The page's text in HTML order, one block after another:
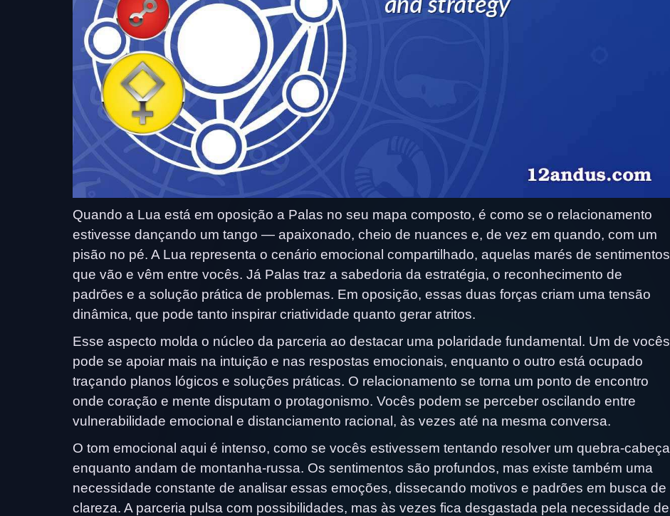
Quando a Lua está em oposição a Palas no seu mapa composto, é como se o relacionamento
estivesse dançando um tango — apaixonado, cheio de nuances e, de vez em quando, com um
pisão no pé. A Lua representa o cenário emocional compartilhado, aquelas marés de sentimentos
que vão e vêm entre vocês. Já Palas traz a sabedoria da estratégia, o reconhecimento de
padrões e a solução prática de problemas. Em oposição, essas duas forças criam uma tensão
dinâmica, que pode tanto inspirar criatividade quanto gerar atritos.
Esse aspecto molda o núcleo da parceria ao destacar uma polaridade fundamental. Um de vocês
pode se apoiar mais na intuição e nas respostas emocionais, enquanto o outro está ocupado
traçando planos lógicos e soluções práticas. O relacionamento se torna um ponto de encontro
onde coração e mente disputam o protagonismo. Vocês podem se perceber oscilando entre
vulnerabilidade emocional e distanciamento racional, às vezes até na mesma conversa.
O tom emocional aqui é intenso, como se vocês estivessem tentando resolver um quebra-cabeça
enquanto andam de montanha-russa. Os sentimentos são profundos, mas existe também uma
necessidade constante de analisar essas emoções, dissecando motivos e padrões em busca de
clareza. A parceria pulsa com possibilidades, mas às vezes fica desgastada pela necessidade de